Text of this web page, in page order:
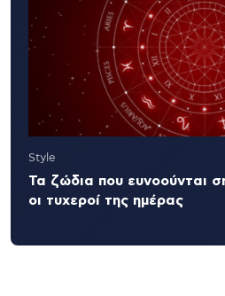
Style
Τα ζώδια που ευνοούνται
οι τυχεροί της ημέρας